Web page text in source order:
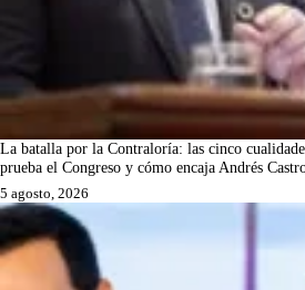
La batalla por la Contraloría: las cinco
prueba el Congreso y cómo encaja Andrés
5 agosto, 2026